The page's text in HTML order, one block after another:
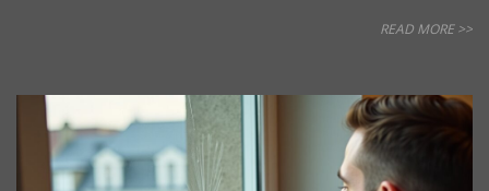
READ MORE >>